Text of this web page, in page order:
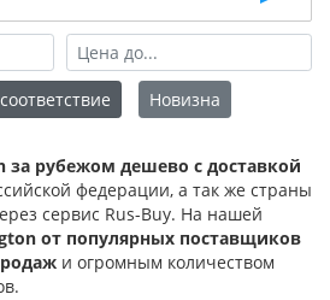
Новизна
за рубежом дешево с доставкой
федерации, а так же страны
сервис Rus-Buy. На нашей
от популярных поставщиков
и огромным количеством